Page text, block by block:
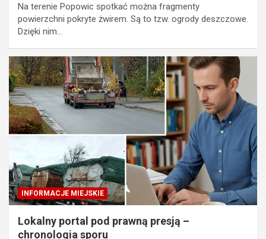
Na terenie Popowic spotkać można fragmenty
powierzchni pokryte żwirem. Są to tzw. ogrody deszczowe.
Dzięki nim…
INFORMACJE MIEJSKIE
Lokalny portal pod prawną presją –
chronologia sporu